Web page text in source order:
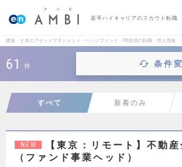
若手ハイキャリアのスカウト転職
建築・土木のアセットマネジメント・ヘッジファンド・PE投資の転職・求人情報
61 件 条件
すべて 新着のみ
NEW
【東京：リモート】不動
（ファンド事業ヘッド）